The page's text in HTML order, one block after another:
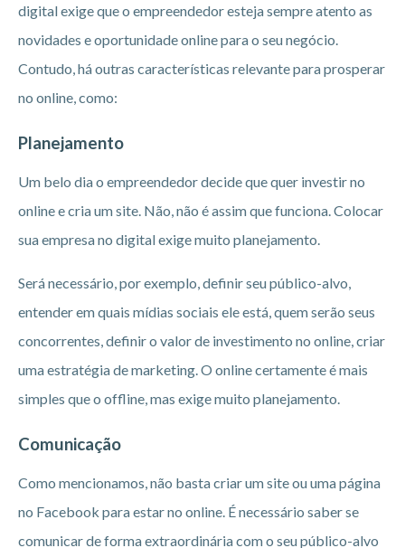
digital exige que o empreendedor esteja sempre atento as
novidades e oportunidade online para o seu negócio.
Contudo, há outras características relevante para prosperar
no online, como:
Planejamento
Um belo dia o empreendedor decide que quer investir no
online e cria um site. Não, não é assim que funciona. Colocar
sua empresa no digital exige muito planejamento.
Será necessário, por exemplo, definir seu público-alvo,
entender em quais mídias sociais ele está, quem serão seus
concorrentes, definir o valor de investimento no online, criar
uma estratégia de marketing. O online certamente é mais
simples que o offline, mas exige muito planejamento.
Comunicação
Como mencionamos, não basta criar um site ou uma página
no Facebook para estar no online. É necessário saber se
comunicar de forma extraordinária com o seu público-alvo